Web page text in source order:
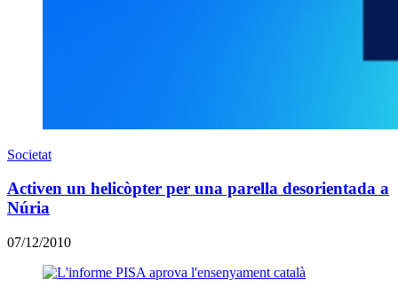
Societat
Activen un helicòpter per una parella desorientada a
Núria
07/12/2010